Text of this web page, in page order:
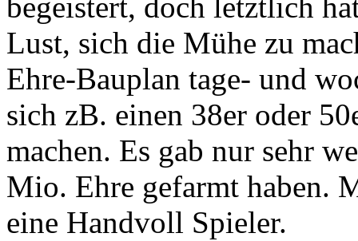
Lust, sich die Mühe zu
Ehre-Bauplan tage- und
sich zB. einen 38er oder
machen. Es gab nur sehr
Mio. Ehre gefarmt haben.
eine Handvoll Spieler.